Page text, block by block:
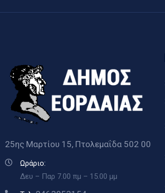
25ης Μαρτίου 15, Πτολεμαΐδα 502 00
Ωράριο:
Δευ – Παρ 7.00 πμ – 15.00 μμ